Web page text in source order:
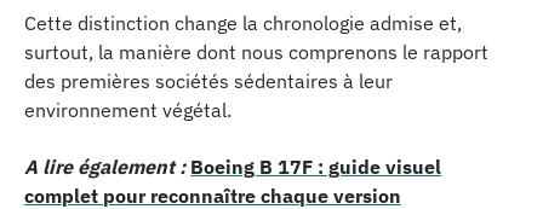
Cette distinction change la chronologie admise et,
surtout, la manière dont nous comprenons le rapport
des premières sociétés sédentaires à leur
environnement végétal.
A lire également : Boeing B 17F : guide visuel
complet pour reconnaître chaque version